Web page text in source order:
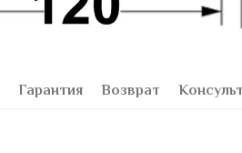
Гарантия Возврат